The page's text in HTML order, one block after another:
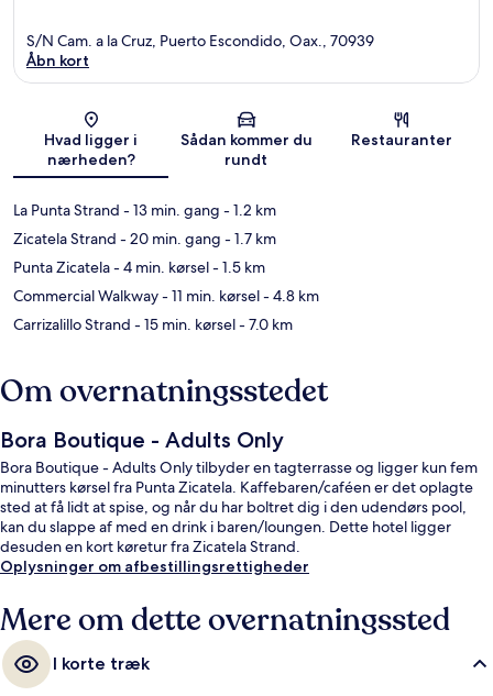
Kort
S/N Cam. a la Cruz, Puerto Escondido, Oax., 70939
Åbn kort
Hvad ligger i
nærheden?
Sådan kommer du
rundt
Restauranter
La Punta Strand - 13 min. gang - 1.2 km
Zicatela Strand - 20 min. gang - 1.7 km
Punta Zicatela- 4 min. kørsel- 1.5 km
Commercial Walkway- 11 min. kørsel- 4.8 km
Carrizalillo Strand - 15 min. kørsel- 7.0 km
Om overnatningsstedet
Bora Boutique - Adults Only
Bora Boutique - Adults Only tilbyder en tagterrasse og ligger kun fem
minutters kørsel fra Punta Zicatela. Kaffebaren/caféen er det oplagte
sted at få lidt at spise, og når du har boltret dig i den udendørs pool,
kan du slappe af med en drink i baren/loungen. Dette hotel ligger
desuden en kort køretur fra Zicatela Strand.
Oplysninger om afbestillingsrettigheder
Mere om dette overnatningssted
I korte træk